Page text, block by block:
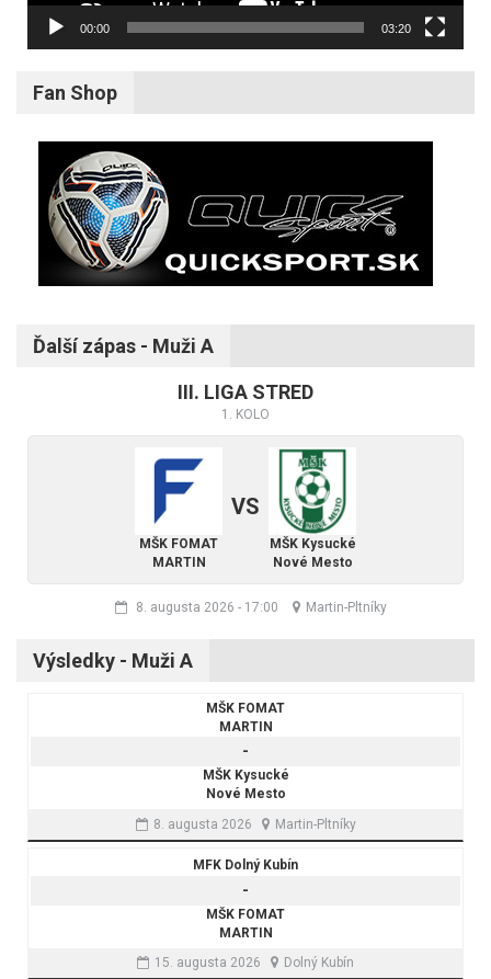
00:00 03:20
Fan Shop
Ďalší zápas - Muži A
III. LIGA STRED
1. KOLO
MŠK FOMAT
MARTIN
VS
MŠK Kysucké
Nové Mesto
8. augusta 2026 - 17:00 Martin-Pltníky
Výsledky - Muži A
MŠK FOMAT
MARTIN
-
MŠK Kysucké
Nové Mesto
8. augusta 2026
Martin-Pltníky
MFK Dolný Kubín
-
MŠK FOMAT
MARTIN
15. augusta 2026
Dolný Kubín